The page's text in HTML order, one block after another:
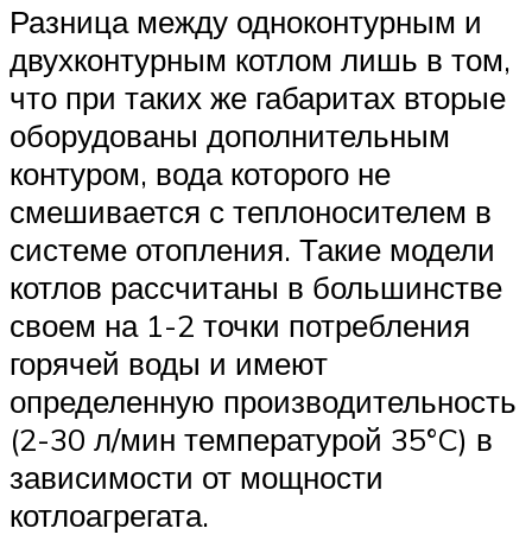
Разница между одноконтурным и
двухконтурным котлом лишь в том,
что при таких же габаритах вторые
оборудованы дополнительным
контуром, вода которого не
смешивается с теплоносителем в
системе отопления. Такие модели
котлов рассчитаны в большинстве
своем на 1-2 точки потребления
горячей воды и имеют
определенную производительность
(2-30 л/мин температурой 35°C) в
зависимости от мощности
котлоагрегата.